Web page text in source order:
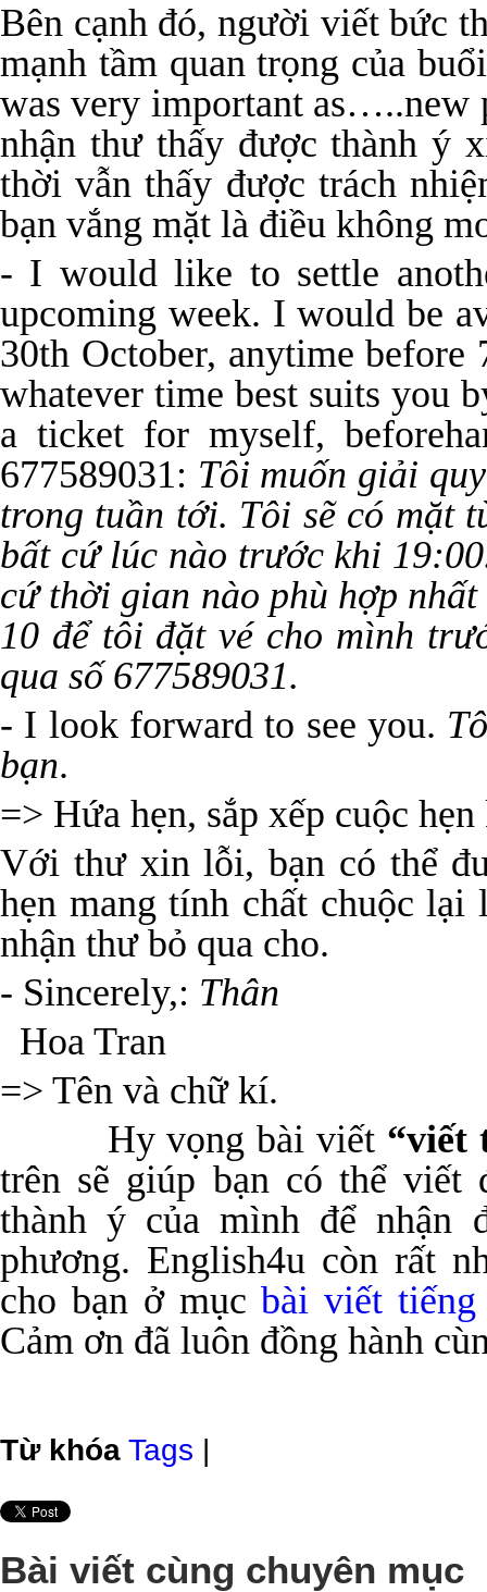
Bên cạnh đó, người viết bức
mạnh tầm quan trọng của
was very important as…..new
nhận thư thấy được thành ý
thời vẫn thấy được trách
bạn vắng mặt là điều không
- I would like to settle
upcoming week. I would be
30th October, anytime
whatever time best suits you
a ticket for myself,
677589031: Tôi muốn giải
trong tuần tới. Tôi sẽ có mặt
bất cứ lúc nào trước khi
cứ thời gian nào phù hợp
10 để tôi đặt vé cho mình
qua số 677589031.
- I look forward to see you.
bạn.
=> Hứa hẹn, sắp xếp cuộc
Với thư xin lỗi, bạn có thể
hẹn mang tính chất chuộc
nhận thư bỏ qua cho.
- Sincerely,: Thân
Hoa Tran
=> Tên và chữ kí.
Hy vọng bài viết “viết
trên sẽ giúp bạn có thể viết
thành ý của mình để nhận
phương. English4u còn rất
cho bạn ở mụcbài viết
Cảm ơn đã luôn đồng hành
Từ khóa Tags |
Bài viết cùng chuyên mục